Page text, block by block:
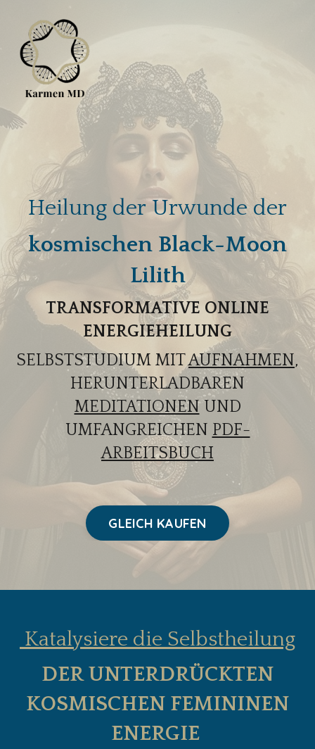
Heilung der Urwunde der
kosmischen Black-Moon
Lilith
TRANSFORMATIVE ONLINE
ENERGIEHEILUNG
SELBSTSTUDIUM MITAUFNAHMEN,
HERUNTERLADBAREN
MEDITATIONENUND
UMFANGREICHEN PDF-
ARBEITSBUCH
GLEICH KAUFEN
Katalysiere die Selbstheilung
DER UNTERDRÜCKTEN
KOSMISCHEN FEMININEN
ENERGIE